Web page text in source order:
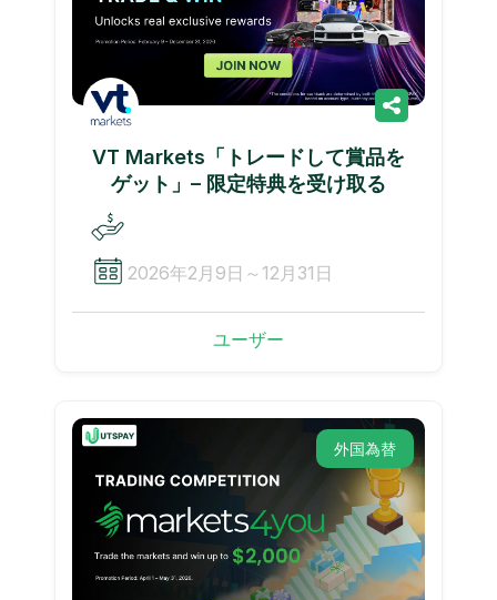
VT Markets「トレードして賞品を
ゲット」– 限定特典を受け取る
2026年2月9日～12月31日
ユーザー
外国為替